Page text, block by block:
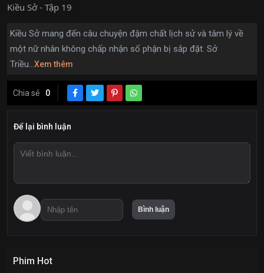
Kiều Sở - Tập 19
Kiều Sở mang đến câu chuyện đậm chất lịch sử và tâm lý về
một nữ nhân không chấp nhận số phận bị sắp đặt. Sở
Triều...Xem thêm
Chia sẻ 0
Để lại bình luận
Phim Hot